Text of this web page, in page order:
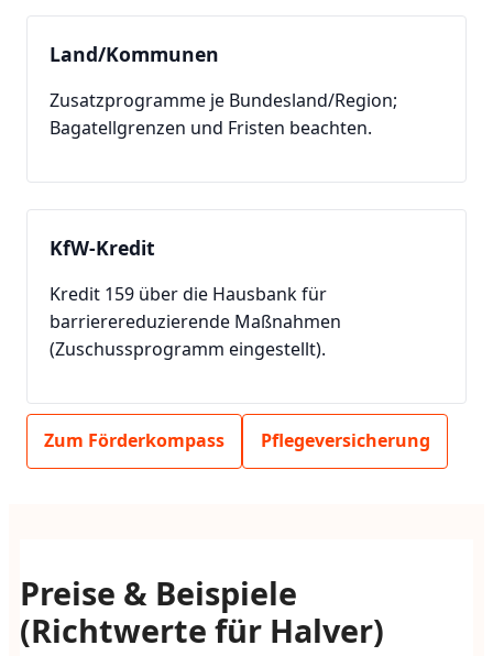
Land/Kommunen
Zusatzprogramme je Bundesland/Region;
Bagatellgrenzen und Fristen beachten.
KfW-Kredit
Kredit 159 über die Hausbank für
barrierereduzierende Maßnahmen
(Zuschussprogramm eingestellt).
Zum Förderkompass Pflegeversicherung
Preise & Beispiele
(Richtwerte für Halver)